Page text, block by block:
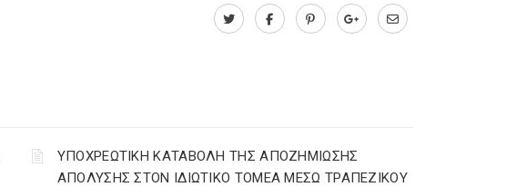
YΠΟΧΡΕΩΤΙΚΗ ΚΑΤΑΒΟΛΗ ΤΗΣ ΑΠΟΖΗΜΙΩΣΗΣ
ΑΠΟΛΥΣΗΣ ΣΤΟΝ ΙΔΙΩΤΙΚΟ ΤΟΜΕΑ ΜΕΣΩ ΤΡΑΠΕΖΙΚΟΥ